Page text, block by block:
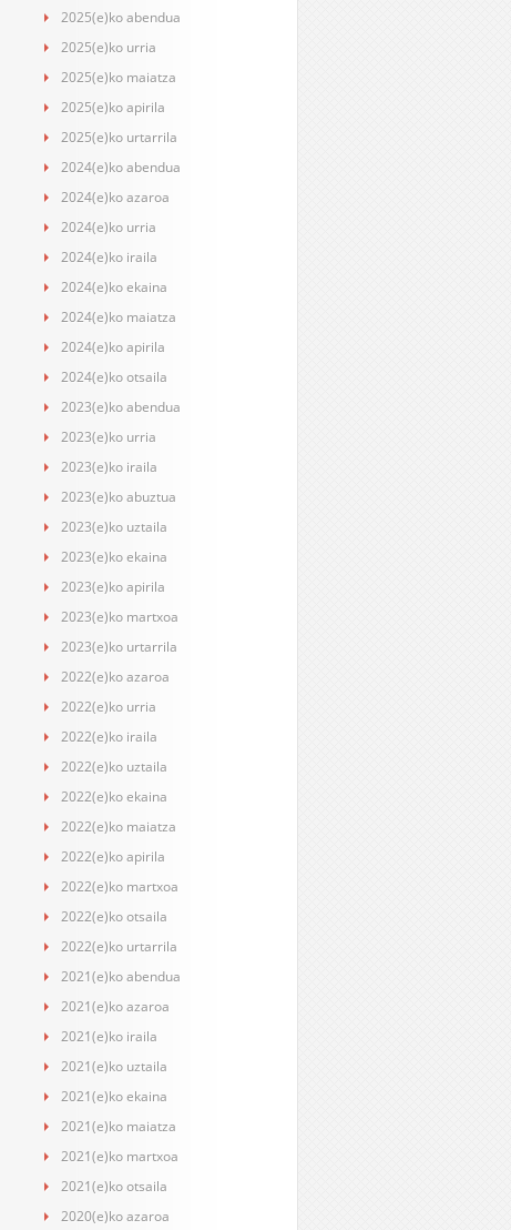
2025(e)ko abendua
2025(e)ko urria
2025(e)ko maiatza
2025(e)ko apirila
2025(e)ko urtarrila
2024(e)ko abendua
2024(e)ko azaroa
2024(e)ko urria
2024(e)ko iraila
2024(e)ko ekaina
2024(e)ko maiatza
2024(e)ko apirila
2024(e)ko otsaila
2023(e)ko abendua
2023(e)ko urria
2023(e)ko iraila
2023(e)ko abuztua
2023(e)ko uztaila
2023(e)ko ekaina
2023(e)ko apirila
2023(e)ko martxoa
2023(e)ko urtarrila
2022(e)ko azaroa
2022(e)ko urria
2022(e)ko iraila
2022(e)ko uztaila
2022(e)ko ekaina
2022(e)ko maiatza
2022(e)ko apirila
2022(e)ko martxoa
2022(e)ko otsaila
2022(e)ko urtarrila
2021(e)ko abendua
2021(e)ko azaroa
2021(e)ko iraila
2021(e)ko uztaila
2021(e)ko ekaina
2021(e)ko maiatza
2021(e)ko martxoa
2021(e)ko otsaila
2020(e)ko azaroa